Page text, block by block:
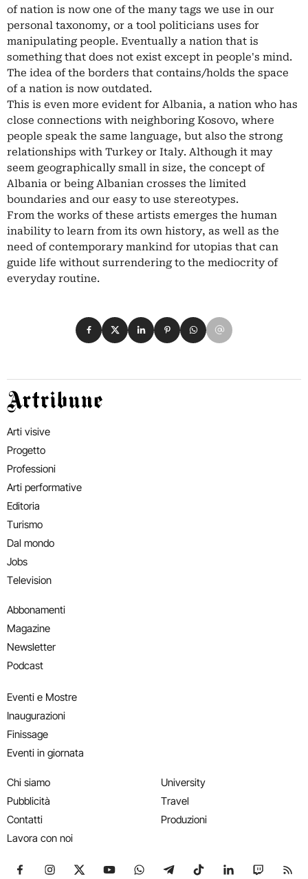
of nation is now one of the many tags we use in our
personal taxonomy, or a tool politicians uses for
manipulating people. Eventually a nation that is
something that does not exist except in people's mind.
The idea of the borders that contains/holds the space
of a nation is now outdated.
This is even more evident for Albania, a nation who has
close connections with neighboring Kosovo, where
people speak the same language, but also the strong
relationships with Turkey or Italy. Although it may
seem geographically small in size, the concept of
Albania or being Albanian crosses the limited
boundaries and our easy to use stereotypes.
From the works of these artists emerges the human
inability to learn from its own history, as well as the
need of contemporary mankind for utopias that can
guide life without surrendering to the mediocrity of
everyday routine.
Condividi su Facebook
Condividi su X
Condividi su LinkedIn
Condividi su Pinterest
Condividi su WhatsApp
Condividi su Email
Artribune
Arti visive
Progetto
Professioni
Arti performative
Editoria
Turismo
Dal mondo
Jobs
Television
Abbonamenti
Magazine
Newsletter
Podcast
Eventi e Mostre
Inaugurazioni
Finissage
Eventi in giornata
Chi siamo
Pubblicità
Contatti
Lavora con noi
University
Travel
Produzioni
Seguici su Facebook
Seguici su Instagram
Seguici su X
Seguici su YouTube
Seguici su WhatsApp
Seguici su Telegram
Seguici su TikTok
Seguici su
Seguici